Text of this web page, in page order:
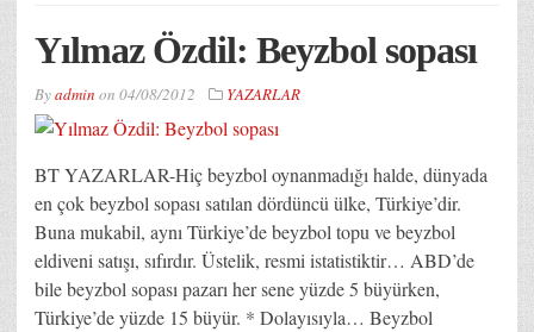
Yılmaz Özdil: Beyzbol sopası
Byadmin on 04/08/2012 YAZARLAR
BT YAZARLAR-Hiç beyzbol oynanmadığı halde, dünyada
en çok beyzbol sopası satılan dördüncü ülke, Türkiye’dir.
Buna mukabil, aynı Türkiye’de beyzbol topu ve beyzbol
eldiveni satışı, sıfırdır. Üstelik, resmi istatistiktir… ABD’de
bile beyzbol sopası pazarı her sene yüzde 5 büyürken,
Türkiye’de yüzde 15 büyür. * Dolayısıyla… Beyzbol